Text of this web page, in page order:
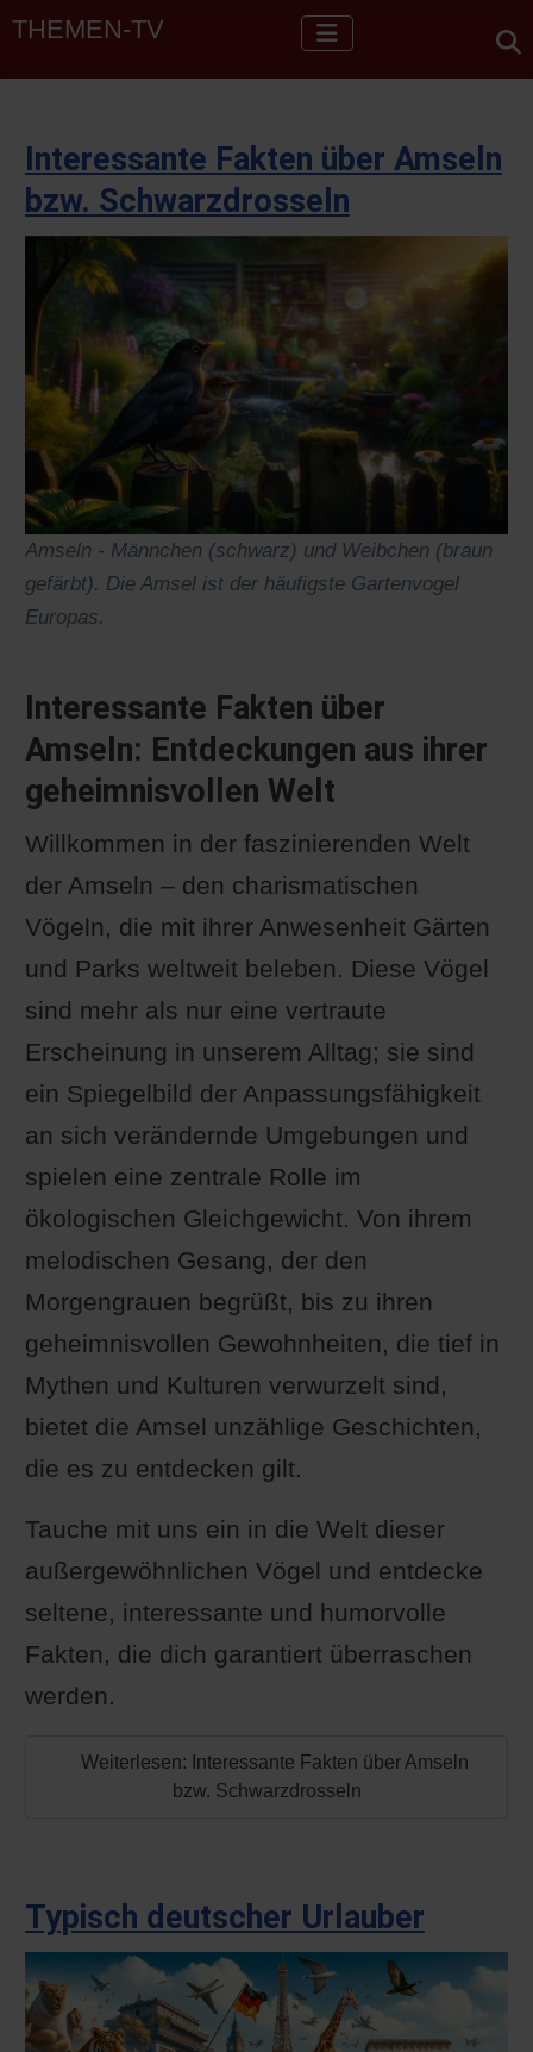
THEMEN-TV
Interessante Fakten über Amseln
bzw. Schwarzdrosseln
Amseln - Männchen (schwarz) und Weibchen (braun
gefärbt). Die Amsel ist der häufigste Gartenvogel
Europas.
Interessante Fakten über
Amseln: Entdeckungen aus ihrer
geheimnisvollen Welt
Willkommen in der faszinierenden Welt
der Amseln – den charismatischen
Vögeln, die mit ihrer Anwesenheit Gärten
und Parks weltweit beleben. Diese Vögel
sind mehr als nur eine vertraute
Erscheinung in unserem Alltag; sie sind
ein Spiegelbild der Anpassungsfähigkeit
an sich verändernde Umgebungen und
spielen eine zentrale Rolle im
ökologischen Gleichgewicht. Von ihrem
melodischen Gesang, der den
Morgengrauen begrüßt, bis zu ihren
geheimnisvollen Gewohnheiten, die tief in
Mythen und Kulturen verwurzelt sind,
bietet die Amsel unzählige Geschichten,
die es zu entdecken gilt.
Tauche mit uns ein in die Welt dieser
außergewöhnlichen Vögel und entdecke
seltene, interessante und humorvolle
Fakten, die dich garantiert überraschen
werden.
Weiterlesen: Interessante Fakten über Amseln
bzw. Schwarzdrosseln
Typisch deutscher Urlauber